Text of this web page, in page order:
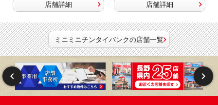
店舗詳細
店舗詳細
ミニミニチンタイバンクの店舗一覧